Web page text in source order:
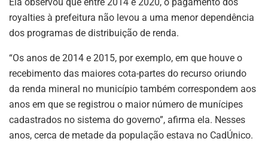
royalties à prefeitura não levou a uma menor dependência
dos programas de distribuição de renda.
“Os anos de 2014 e 2015, por exemplo, em que houve o
recebimento das maiores cota-partes do recurso oriundo
da renda mineral no município também correspondem aos
anos em que se registrou o maior número de munícipes
cadastrados no sistema do governo”, afirma ela. Nesses
anos, cerca de metade da população estava no CadÚnico.